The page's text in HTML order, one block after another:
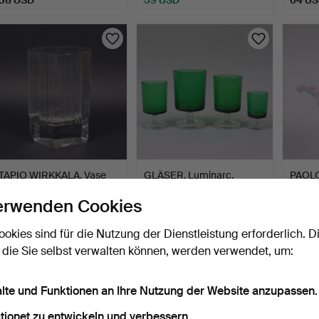
WIRKKALA. Vase
Std
USD
GLÄSER, Luminarc,
37 USD 37
Cookies
sind für die Nutzung der Dienstleistung erforderlich.
Sie selbst verwalten können, werden verwendet, um:
und Funktionen an Ihre Nutzung der Website anzupassen.